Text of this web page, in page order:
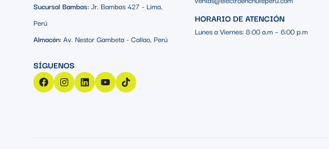
Sucursal Bambas:Jr. Bambas 427 - Lima,
Perú
Almacén:Av. Nestor Gambeta - Callao, Perú
HORARIO DE ATENCIÓN
Lunes a Viernes: 8:00 a.m – 6:00 p.m